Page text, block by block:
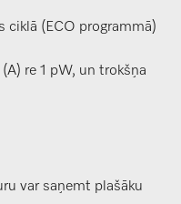
(ECO programmā)
re 1 pW, un trokšņa
var saņemt plašāku